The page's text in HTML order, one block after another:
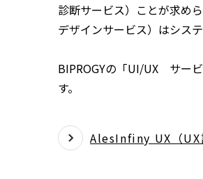
診断サービス）ことが求め
デザインサービス）はシス
BIPROGYの「UI/UX サー
す。
AlesInfiny UX（UX